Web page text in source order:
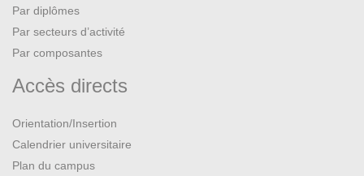
Par diplômes
Par secteurs d’activité
Par composantes
Accès directs
Orientation/Insertion
Calendrier universitaire
Plan du campus